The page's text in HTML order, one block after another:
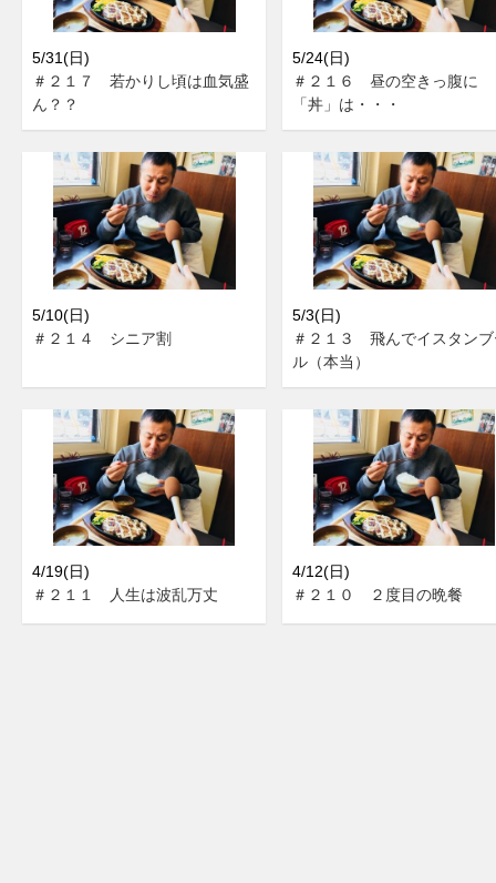
5/31(日)
＃２１７ 若かりし頃は血気盛
ん？？
5/24(日)
＃２１６ 昼の空きっ腹に
「丼」は・・・
5/10(日)
＃２１４ シニア割
5/3(日)
＃２１３ 飛んでイスタン
ル（本当）
4/19(日)
＃２１１ 人生は波乱万丈
4/12(日)
＃２１０ ２度目の晩餐